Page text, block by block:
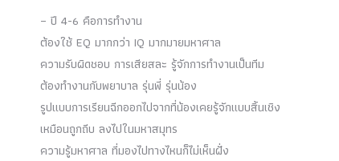
– ปี 4-6 คือการทำงาน
ต้องใช้ EQ มากกว่า IQ มากมายมหาศาล
ความรับผิดชอบ การเสียสละ รู้จักการทำงานเป็นทีม
ต้องทำงานกับพยาบาล รุ่นพี่ รุ่นน้อง
รูปแบบการเรียนฉีกออกไปจากที่น้องเคยรู้จักแบบสิ้นเชิง
เหมือนถูกถีบ ลงไปในมหาสมุทร
ความรู้มหาศาล ที่มองไปทางไหนก็ไม่เห็นฝั่ง